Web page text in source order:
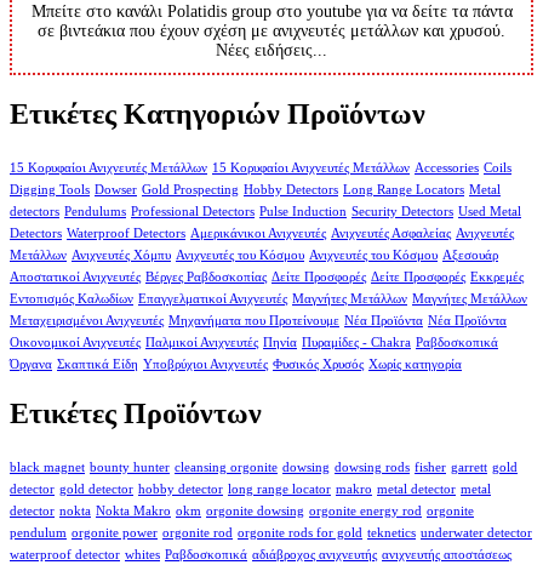
Μπείτε στο κανάλι Polatidis group στο youtube για να δείτε τα πάντα
σε βιντεάκια που έχουν σχέση με ανιχνευτές μετάλλων και χρυσού.
Νέες ειδήσεις...
Ετικέτες Κατηγοριών Προϊόντων
15 Κορυφαίοι Ανιχνευτές Μετάλλων 15 Κορυφαίοι Ανιχνευτές Μετάλλων Accessories Coils
Digging Tools Dowser Gold Prospecting Hobby Detectors Long Range Locators Metal
detectors Pendulums Professional Detectors Pulse Induction Security Detectors Used Metal
Detectors Waterproof Detectors Αμερικάνικοι Ανιχνευτές Ανιχνευτές Ασφαλείας Ανιχνευτές
Μετάλλων Ανιχνευτές Χόμπυ Ανιχνευτές του Κόσμου Ανιχνευτές του Κόσμου Αξεσουάρ
Αποστατικοί Ανιχνευτές Βέργες Ραβδοσκοπίας Δείτε Προσφορές Δείτε Προσφορές Εκκρεμές
Εντοπισμός Καλωδίων Επαγγελματικοί Ανιχνευτές Μαγνήτες Μετάλλων Μαγνήτες Μετάλλων
Μεταχειρισμένοι Ανιχνευτές Μηχανήματα που Προτείνουμε Νέα Προϊόντα Νέα Προϊόντα
Οικονομικοί Ανιχνευτές Παλμικοί Ανιχνευτές Πηνία Πυραμίδες - Chakra Ραβδοσκοπικά
Όργανα Σκαπτικά Είδη Υποβρύχιοι Ανιχνευτές Φυσικός Χρυσός Χωρίς κατηγορία
Ετικέτες Προϊόντων
black magnet bounty hunter cleansing orgonite dowsing dowsing rods fisher garrett gold
detector gold detector hobby detector long range locator makro metal detector metal
detector nokta Nokta Makro okm orgonite dowsing orgonite energy rod orgonite
pendulum orgonite power orgonite rod orgonite rods for gold teknetics underwater detector
waterproof detector whites Ραβδοσκοπικά αδιάβροχος ανιχνευτής ανιχνευτής αποστάσεως